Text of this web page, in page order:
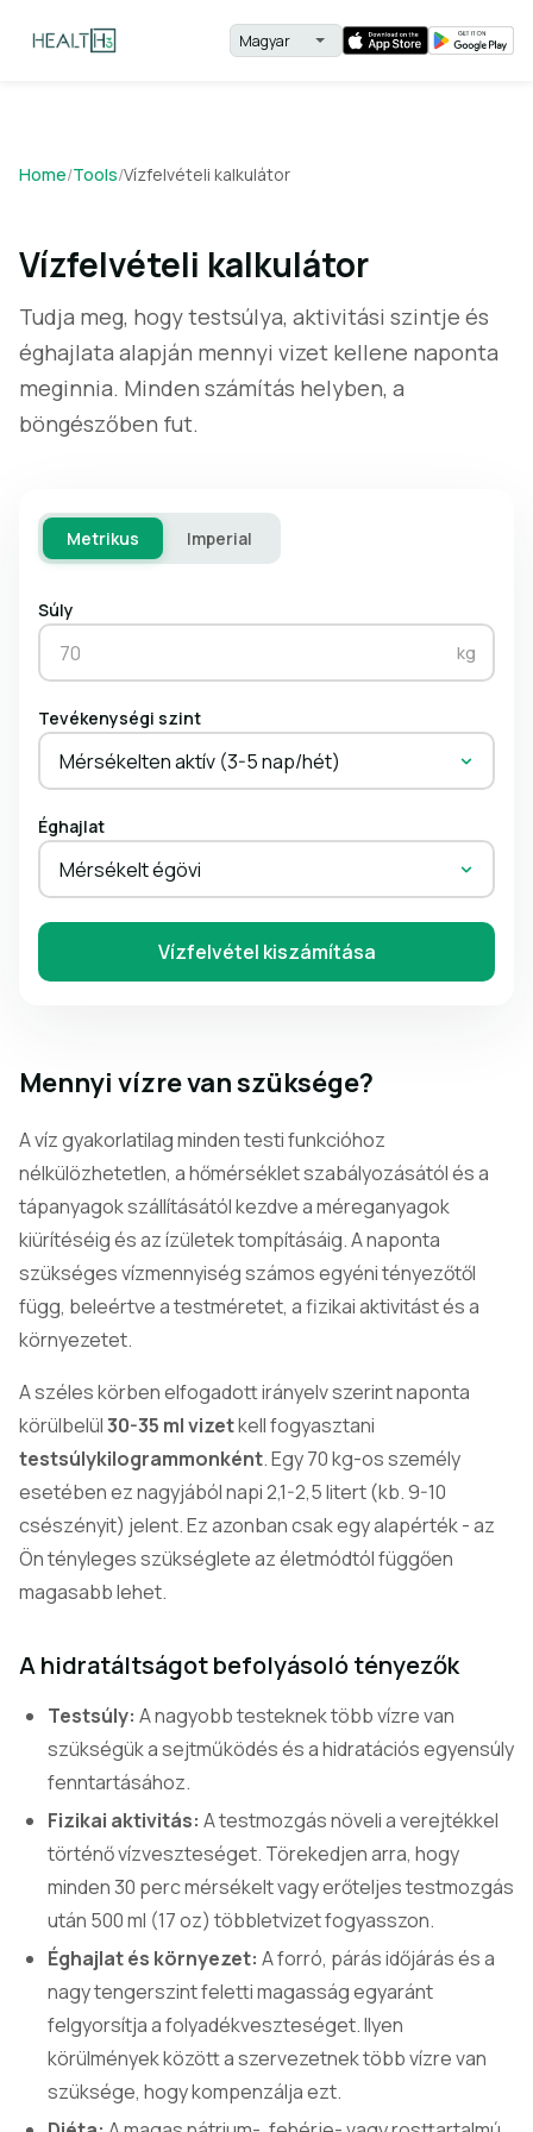
Home/Tools/Vízfelvételi kalkulátor
Vízfelvételi kalkulátor
Tudja meg, hogy testsúlya, aktivitási szintje és
éghajlata alapján mennyi vizet kellene naponta
meginnia. Minden számítás helyben, a
böngészőben fut.
Metrikus Imperial
Súly
kg
Tevékenységi szint
Mérsékelten aktív (3-5 nap/hét)
Éghajlat
Mérsékelt égövi
Vízfelvétel kiszámítása
Mennyi vízre van szüksége?
A víz gyakorlatilag minden testi funkcióhoz
nélkülözhetetlen, a hőmérséklet szabályozásától és a
tápanyagok szállításától kezdve a méreganyagok
kiürítéséig és az ízületek tompításáig. A naponta
szükséges vízmennyiség számos egyéni tényezőtől
függ, beleértve a testméretet, a fizikai aktivitást és a
környezetet.
A széles körben elfogadott irányelv szerint naponta
körülbelül30-35 ml vizetkell fogyasztani
testsúlykilogrammonként. Egy 70 kg-os személy
esetében ez nagyjából napi 2,1-2,5 litert (kb. 9-10
csészényit) jelent. Ez azonban csak egy alapérték - az
Ön tényleges szükséglete az életmódtól függően
magasabb lehet.
A hidratáltságot befolyásoló tényezők
Testsúly: A nagyobb testeknek több vízre van
szükségük a sejtműködés és a hidratációs egyensúly
fenntartásához.
Fizikai aktivitás: A testmozgás növeli a verejtékkel
történő vízveszteséget. Törekedjen arra, hogy
minden 30 perc mérsékelt vagy erőteljes testmozgás
után 500 ml (17 oz) többletvizet fogyasszon.
Éghajlat és környezet: A forró, párás időjárás és a
nagy tengerszint feletti magasság egyaránt
felgyorsítja a folyadékveszteséget. Ilyen
körülmények között a szervezetnek több vízre van
szüksége, hogy kompenzálja ezt.